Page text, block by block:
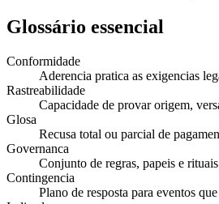
Glossário essencial
Conformidade
Aderencia pratica as exigencias
Rastreabilidade
Capacidade de provar origem,
Glosa
Recusa total ou parcial de
Governanca
Conjunto de regras, papeis e
Contingencia
Plano de resposta para eventos